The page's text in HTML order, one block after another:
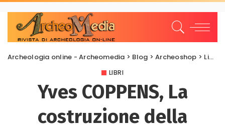
Archeologia online - Archeomedia > Blog >Archeoshop > Libri
LIBRI
Yves COPPENS, La
costruzione della